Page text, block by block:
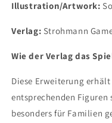
Illustration/Artwork:
Verlag: Strohmann
Wie der Verlag das
Diese Erweiterung
entsprechenden Figuren
besonders für Familien